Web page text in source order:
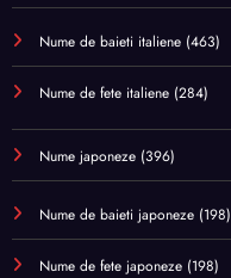
Nume de baieti italiene (463)
Nume de fete italiene (284)
Nume japoneze (396)
Nume de baieti japoneze (198)
Nume de fete japoneze (198)